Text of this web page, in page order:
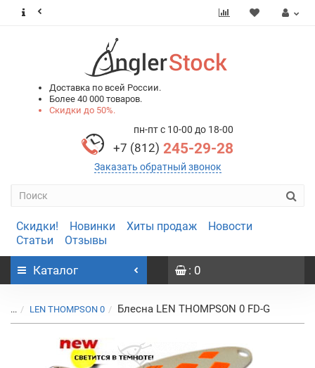
Доставка по всей России.
Более 40 000 товаров.
Скидки до 50%.
пн-пт с 10-00 до 18-00
+7 (812) 245-29-28
Заказать обратный звонок
Скидки! Новинки Хиты продаж
Новости
Статьи
Отзывы
Каталог : 0
... LEN THOMPSON 0 Блесна LEN THOMPSON 0 FD-G